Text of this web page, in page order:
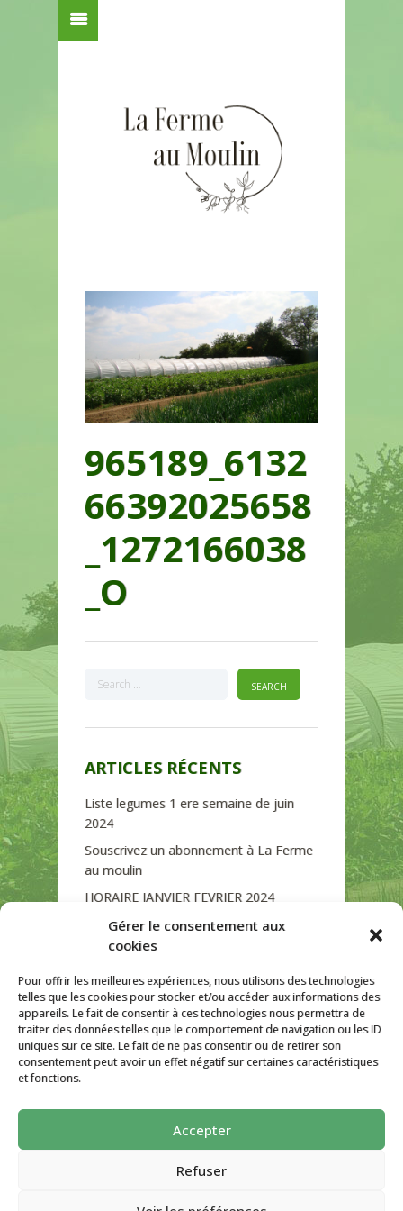
Gérer le consentement aux
cookies
Pour offrir les meilleures expériences, nous utilisons des technologies
telles que les cookies pour stocker et/ou accéder aux informations des
appareils. Le fait de consentir à ces technologies nous permettra de
traiter des données telles que le comportement de navigation ou les ID
uniques sur ce site. Le fait de ne pas consentir ou de retirer son
consentement peut avoir un effet négatif sur certaines caractéristiques
et fonctions.
Accepter
Refuser
965189_6132
66392025658
_1272166038
_O
ARTICLES RÉCENTS
Liste legumes 1 ere semaine de juin
2024
Souscrivez un abonnement à La Ferme
au moulin
HORAIRE JANVIER FEVRIER 2024
Soutien de La Province de Liège
JOURNEE PORTES OUVERTES
CATÉGORIES
La ferme Au Moulin 2026 - Tous droits
réservés